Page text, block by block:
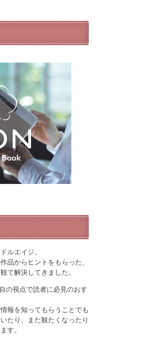
ルエイジ。
品からヒントをもらった、
て解決してきました。
の視点で読者に必見のおす
報を知ってもらうことでも
たり、また観たくなったり
す。